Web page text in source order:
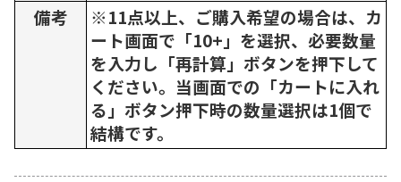
備考
※11点以上、ご購入希望の場合は、カ
ート画面で「10+」を選択、必要数量
を入力し「再計算」ボタンを押下して
ください。当画面での「カートに入れ
る」ボタン押下時の数量選択は1個で
結構です。